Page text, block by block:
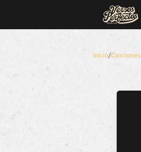
Inicio/Canciones